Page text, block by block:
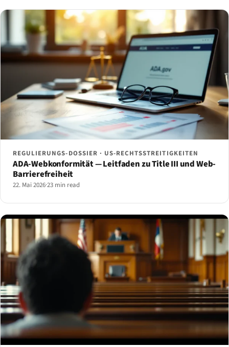
REGULIERUNGS-DOSSIER · US-RECHTSSTREITIGKEITEN
ADA-Webkonformität — Leitfaden zu Title III und Web-
Barrierefreiheit
22. Mai 2026·23 min read